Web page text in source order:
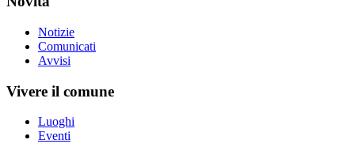
Notizie
Comunicati
Avvisi
Vivere il comune
Luoghi
Eventi